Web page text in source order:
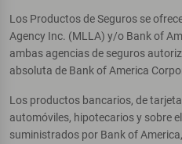
Los Productos de Seguros se
Agency Inc. (MLLA) y/o Bank of
ambas agencias de seguros
absoluta de Bank of America
Los productos bancarios, de
automóviles, hipotecarios y sobre
suministrados por Bank of